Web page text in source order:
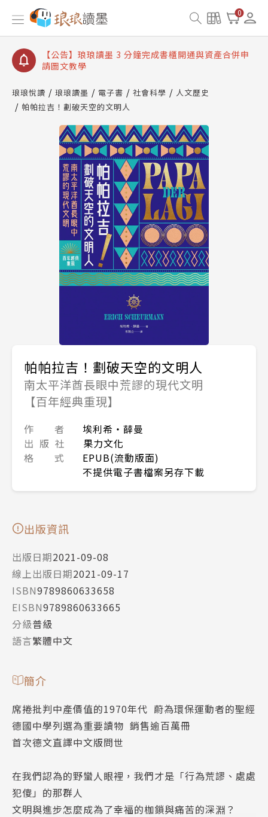
0
【公告】琅琅讀墨數位閱讀資產合併與書櫃開通申請
【公告】琅琅讀墨書櫃開通常見問題
【公告】琅琅讀墨 3 分鐘完成書櫃開通與資產合併申
請圖文教學
查詢
【公告】琅琅讀墨數位閱讀資產合併與書櫃開通申請
琅琅悅讀 琅琅讀墨 電子書 社會科學
人文歷史
帕帕拉吉！劃破天空的文明人
帕帕拉吉！劃破天空的文明人
南太平洋酋長眼中荒謬的現代文明
【百年經典重現】
作 者
埃利希‧薛曼
出 版 社
果力文化
格 式
EPUB(流動版面)
不提供電子書檔案另存下載
出版資訊
出版日期2021-09-08
線上出版日期2021-09-17
ISBN9789860633658
EISBN9789860633665
分級普級
語言繁體中文
簡介
席捲批判中產價值的1970年代 蔚為環保運動者的聖經
德國中學列選為重要讀物 銷售逾百萬冊
首次德文直譯中文版問世
在我們認為的野蠻人眼裡，我們才是「行為荒謬、處處
犯傻」的那群人
文明與進步怎麼成為了幸福的枷鎖與痛苦的深淵？